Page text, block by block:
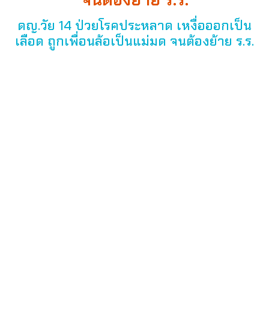
ดญ.วัย 14 ป่วยโรคประหลาด เหงื่อออกเป็น
เลือด ถูกเพื่อนล้อเป็นแม่มด จนต้องย้าย ร.ร.